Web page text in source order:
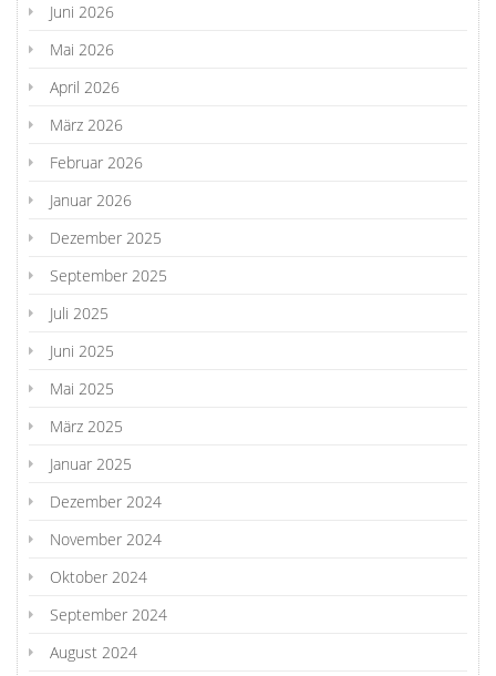
Juni 2026
Mai 2026
April 2026
März 2026
Februar 2026
Januar 2026
Dezember 2025
September 2025
Juli 2025
Juni 2025
Mai 2025
März 2025
Januar 2025
Dezember 2024
November 2024
Oktober 2024
September 2024
August 2024